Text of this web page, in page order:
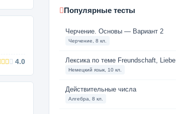
4.0
Популярные тесты
Черчение. Основы — Вариант 2
Черчение, 8 кл.
Лексика по теме Freundschaft, Liebe
Немецкий язык, 10 кл.
Действительные числа
Алгебра, 8 кл.